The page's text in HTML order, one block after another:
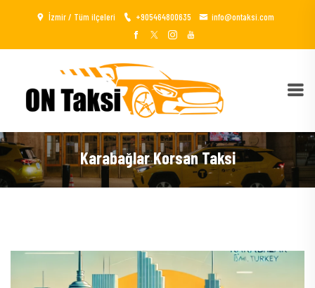
İzmir / Tüm ilçeleri +905464800635 info@ontaksi.com
Karabağlar Korsan Taksi